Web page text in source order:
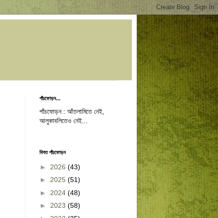
পাঁচফোড়ন...
পাঁচফোড়ন : আঁতলামিতে নেই,
আলুকাবলিতেও নেই...
বিগত পাঁচফোড়ন
► 2026 (43)
► 2025 (51)
► 2024 (48)
► 2023 (58)